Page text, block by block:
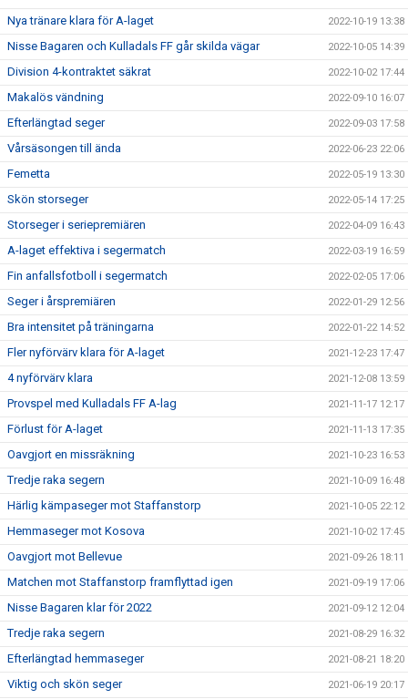
Nya tränare klara för A-laget 2022-10-19 13:38
Nisse Bagaren och Kulladals FF går skilda vägar 2022-10-05 14:39
Division 4-kontraktet säkrat 2022-10-02 17:44
Makalös vändning 2022-09-10 16:07
Efterlängtad seger 2022-09-03 17:58
Vårsäsongen till ända 2022-06-23 22:06
Femetta 2022-05-19 13:30
Skön storseger 2022-05-14 17:25
Storseger i seriepremiären 2022-04-09 16:43
A-laget effektiva i segermatch 2022-03-19 16:59
Fin anfallsfotboll i segermatch 2022-02-05 17:06
Seger i årspremiären 2022-01-29 12:56
Bra intensitet på träningarna 2022-01-22 14:52
Fler nyförvärv klara för A-laget 2021-12-23 17:47
4 nyförvärv klara 2021-12-08 13:59
Provspel med Kulladals FF A-lag 2021-11-17 12:17
Förlust för A-laget 2021-11-13 17:35
Oavgjort en missräkning 2021-10-23 16:53
Tredje raka segern 2021-10-09 16:48
Härlig kämpaseger mot Staffanstorp 2021-10-05 22:12
Hemmaseger mot Kosova 2021-10-02 17:45
Oavgjort mot Bellevue 2021-09-26 18:11
Matchen mot Staffanstorp framflyttad igen 2021-09-19 17:06
Nisse Bagaren klar för 2022 2021-09-12 12:04
Tredje raka segern 2021-08-29 16:32
Efterlängtad hemmaseger 2021-08-21 18:20
Viktig och skön seger 2021-06-19 20:17